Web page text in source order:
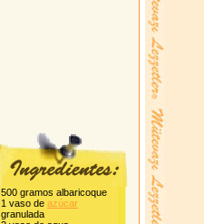
500 gramos albaricoque
1 vaso de azúcar
granulada